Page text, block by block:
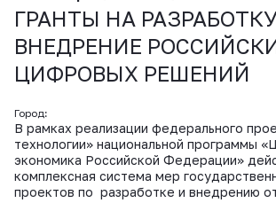
ГРАНТЫ НА
ВНЕДРЕНИЕ
ЦИФРОВЫХ РЕШЕНИЙ
Город:
В рамках реализации федерального
технологии» национальной программы
экономика Российской Федерации»
комплексная система мер
проектов по разработке и внедрению